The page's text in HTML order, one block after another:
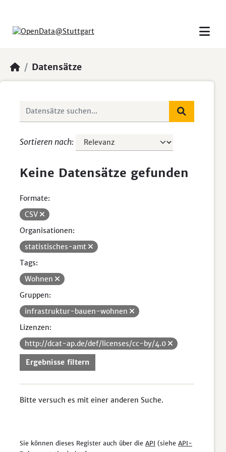
Datensätze
Sortieren nach
Keine Datensätze gefunden
Formate:
CSV
Organisationen:
statistisches-amt
Tags:
Wohnen
Gruppen:
infrastruktur-bauen-wohnen
Lizenzen:
http://dcat-ap.de/def/licenses/cc-by/4.0
Ergebnisse filtern
Bitte versuch es mit einer anderen Suche.
Sie können dieses Register auch über die API (siehe API-